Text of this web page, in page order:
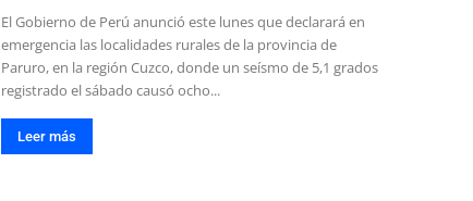
El Gobierno de Perú anunció este lunes que declarará en
emergencia las localidades rurales de la provincia de
Paruro, en la región Cuzco, donde un seísmo de 5,1 grados
registrado el sábado causó ocho...
Leer más